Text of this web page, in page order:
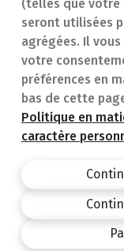
(telles que votre
seront utilisées
agrégées. Il
votre
préférences en
bas de cette
Politique en
caractère
Maladies
Médicaments